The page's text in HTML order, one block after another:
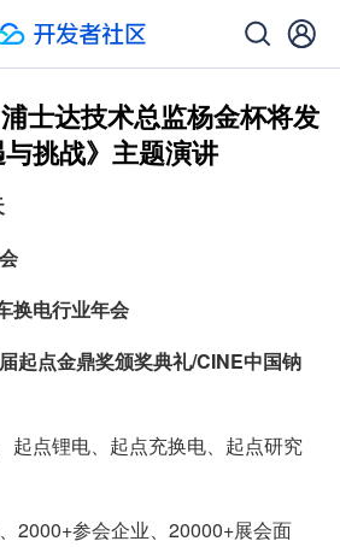
士达技术总监杨金杯将发
挑战》主题演讲
换电行业年会
起点金鼎奖颁奖典礼/CINE中国钠
起点锂电、起点充换电、起点研究
2000+参会企业、20000+展会面